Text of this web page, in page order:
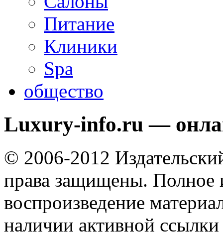
Питание
Клиники
Spa
общество
Luxury-info.ru —
© 2006-2012
права защищены. Полное
воспроизведение
наличии активной ссылки